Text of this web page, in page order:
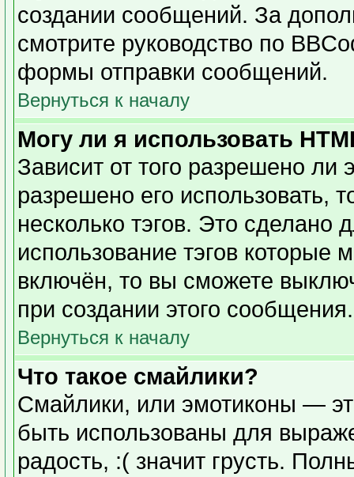
создании сообщений. За
смотрите руководство по
формы отправки сообщений.
Вернуться к началу
Могу ли я использовать
Зависит от того разрешено ли
разрешено его использовать,
несколько тэгов. Это сделано
использование тэгов которые
включён, то вы сможете
при создании этого сообщения.
Вернуться к началу
Что такое смайлики?
Смайлики, или эмотиконы —
быть использованы для
радость, :( значит грусть.